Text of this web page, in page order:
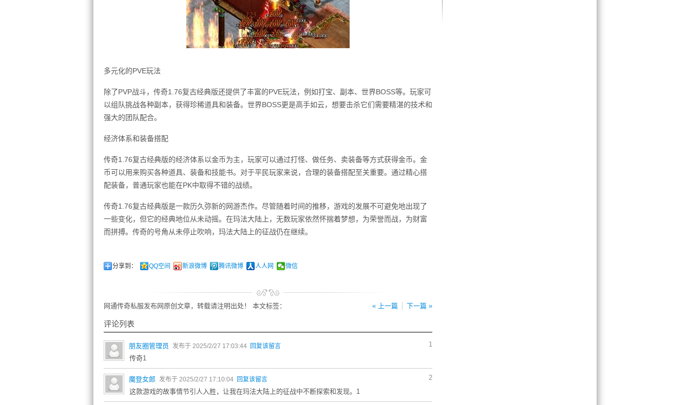
多元化的PVE玩法
除了PVP战斗，传奇1.76复古经典版还提供了丰富的PVE玩法，例如打宝、副本、世界BOSS等。玩家可
以组队挑战各种副本，获得珍稀道具和装备。世界BOSS更是高手如云，想要击杀它们需要精湛的技术和
强大的团队配合。
经济体系和装备搭配
传奇1.76复古经典版的经济体系以金币为主，玩家可以通过打怪、做任务、卖装备等方式获得金币。金
币可以用来购买各种道具、装备和技能书。对于平民玩家来说，合理的装备搭配至关重要。通过精心搭
配装备，普通玩家也能在PK中取得不错的战绩。
传奇1.76复古经典版是一款历久弥新的网游杰作。尽管随着时间的推移，游戏的发展不可避免地出现了
一些变化，但它的经典地位从未动摇。在玛法大陆上，无数玩家依然怀揣着梦想，为荣誉而战，为财富
而拼搏。传奇的号角从未停止吹响，玛法大陆上的征战仍在继续。
分享到： QQ空间 新浪微博 腾讯微博 人人网 微信
« 上一篇 下一篇 »
网通传奇私服发布网原创文章，转载请注明出处！ 本文标签：
评论列表
1
朋友圈管理员 发布于 2025/2/27 17:03:44 回复该留言
传奇1
2
魔登女郎 发布于 2025/2/27 17:10:04 回复该留言
这款游戏的故事情节引人入胜，让我在玛法大陆上的征战中不断探索和发现。1